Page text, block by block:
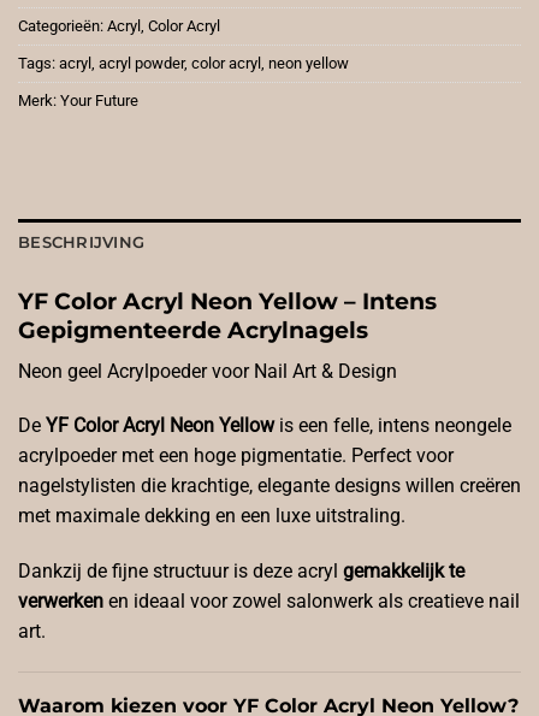
Categorieën: Acryl , Color Acryl
Tags: acryl , acryl powder, color acryl , neon yellow
Merk: Your Future
BESCHRIJVING
YF Color Acryl Neon Yellow – Intens
Gepigmenteerde Acrylnagels
Neon geel Acrylpoeder voor Nail Art & Design
De YF Color Acryl Neon Yellowis een felle, intens neongele
acrylpoeder met een hoge pigmentatie. Perfect voor
nagelstylisten die krachtige, elegante designs willen creëren
met maximale dekking en een luxe uitstraling.
Dankzij de fijne structuur is deze acryl gemakkelijk te
verwerken en ideaal voor zowel salonwerk als creatieve nail
art.
Waarom kiezen voor YF Color Acryl Neon Yellow?